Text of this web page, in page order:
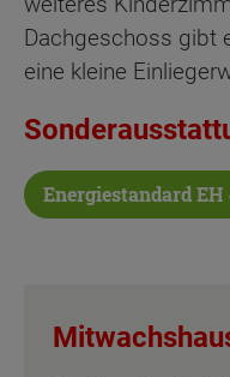
Dachgeschoss gibt
eine kleine
Energiestandard EH